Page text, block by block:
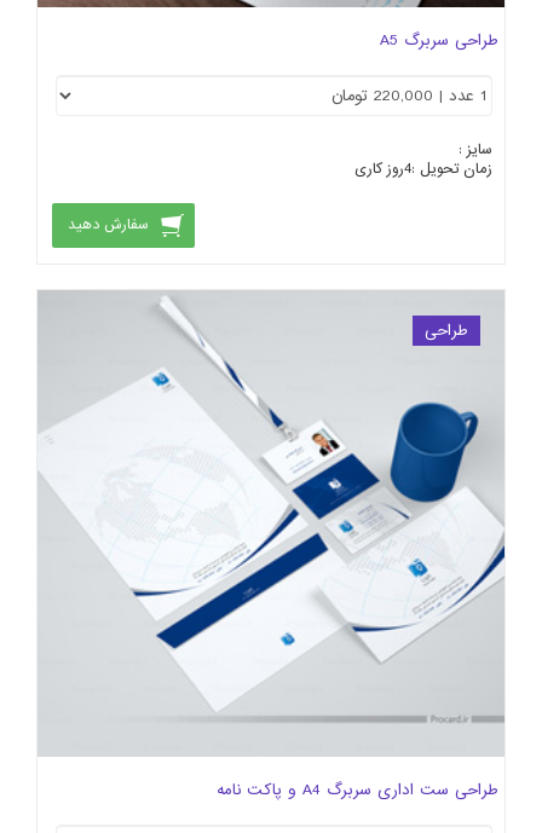
طراحی سربرگ A5
سایز :
زمان تحویل :4روز کاری
سفارش دهید
طراحی
طراحی ست اداری سربرگ A4 و پاکت نامه